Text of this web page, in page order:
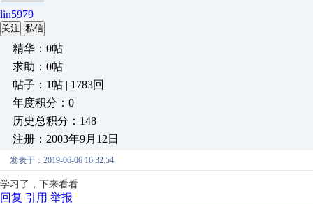
lin5979
关注 私信
精华：0帖
求助：0帖
帖子：1帖 | 1783回
年度积分：0
历史总积分：148
注册：2003年9月12日
发表于：2019-06-06 16:32:54
学习了，下来看看
回复 引用 举报